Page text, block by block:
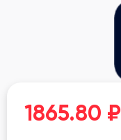
1865.80 ₽